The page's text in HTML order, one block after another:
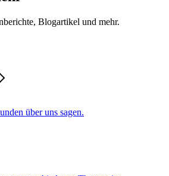
Blogartikel und mehr.
über uns sagen.